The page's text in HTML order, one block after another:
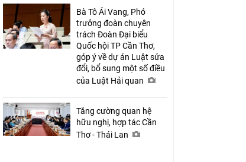
Bà Tô Ái Vang, Phó
trưởng đoàn chuyên
trách Đoàn Đại biểu
Quốc hội TP Cần Thơ,
góp ý về dự án Luật sửa
đổi, bổ sung một số điều
của Luật Hải quan
Tăng cường quan hệ
hữu nghị, hợp tác Cần
Thơ - Thái Lan